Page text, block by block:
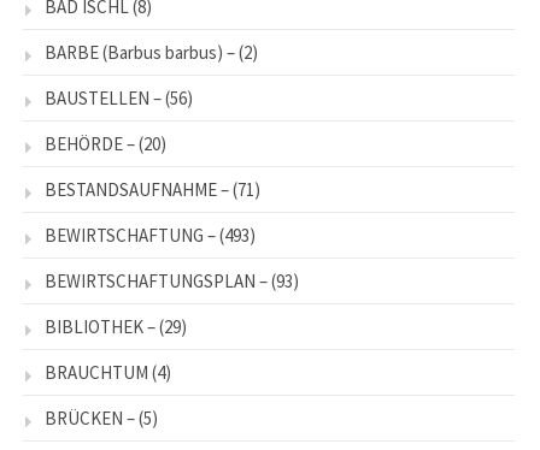
BAD ISCHL (8)
BARBE (Barbus barbus) –(2)
BAUSTELLEN –(56)
BEHÖRDE –(20)
BESTANDSAUFNAHME –(71)
BEWIRTSCHAFTUNG –(493)
BEWIRTSCHAFTUNGSPLAN –(93)
BIBLIOTHEK –(29)
BRAUCHTUM (4)
BRÜCKEN –(5)